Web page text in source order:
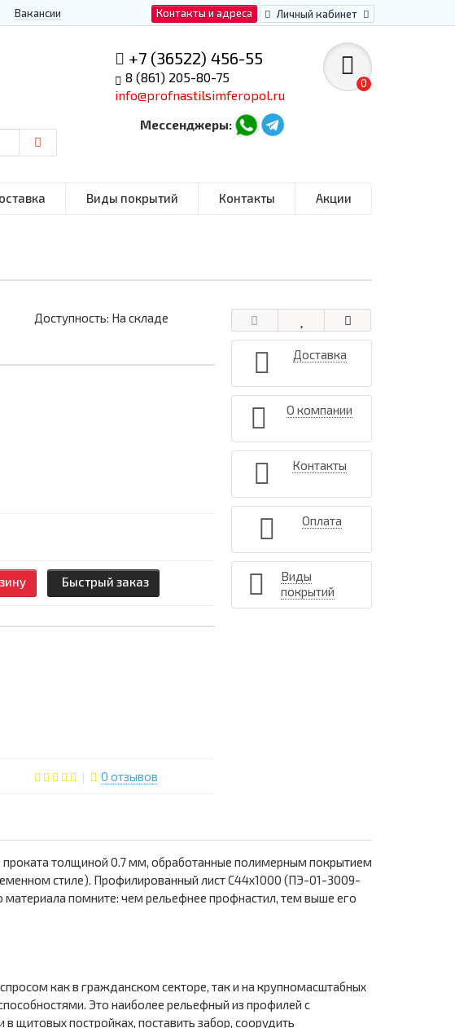
Контакты и адреса Личный кабинет
Вакансии
+7 (36522) 456-55
8 (861) 205-80-75
info@profnastilsimferopol.ru
Мессенджеры:
0
Виды покрытий Контакты Акции
Доступность: На складе
Быстрый заказ
0 отзывов
Доставка
О компании
Контакты
Оплата
Виды
покрытий
толщиной 0.7 мм, обработанные полимерным покрытием
стиле). Профилированный лист С44х1000 (ПЭ-01-3009-
помните: чем рельефнее профнастил, тем выше его
как в гражданском секторе, так и на крупномасштабных
Это наиболее рельефный из профилей с
щитовых постройках, поставить забор, соорудить